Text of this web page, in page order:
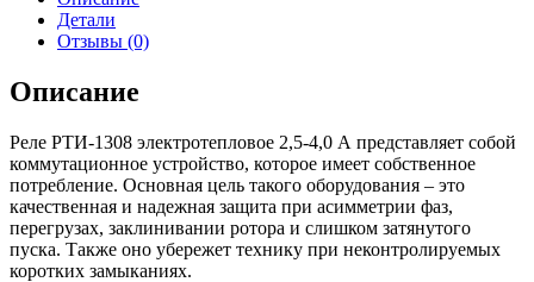
Детали
Отзывы (0)
Описание
Реле РТИ-1308 электротепловое 2,5-4,0 А представляет собой
коммутационное устройство, которое имеет собственное
потребление. Основная цель такого оборудования – это
качественная и надежная защита при асимметрии фаз,
перегрузах, заклинивании ротора и слишком затянутого
пуска. Также оно убережет технику при неконтролируемых
коротких замыканиях.